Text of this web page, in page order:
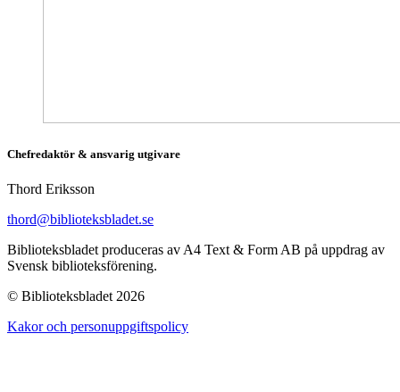
Chefredaktör & ansvarig utgivare
Thord Eriksson
thord@biblioteksbladet.se
Biblioteksbladet produceras av A4 Text & Form AB på uppdrag av
Svensk biblioteksförening.
© Biblioteksbladet 2026
Kakor och personuppgiftspolicy